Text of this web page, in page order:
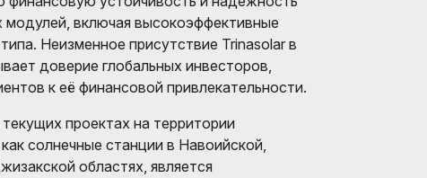
модулей, включая высокоэффективные
Неизменное присутствие Trinasolar в
доверие глобальных инвесторов,
к её финансовой привлекательности.
проектах на территории
солнечные станции в Навоийской,
областях, является